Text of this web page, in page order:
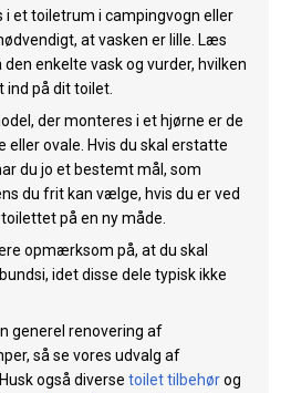
i et toiletrum i campingvogn eller
at vasken er lille. Læs
enkelte vask og vurder, hvilken
ind på dit toilet.
der monteres i et hjørne er de
eller ovale. Hvis du skal erstatte
du jo et bestemt mål, som
du frit kan vælge, hvis du er ved
på en ny måde.
opmærksom på, at du skal
idet disse dele typisk ikke
generel renovering af
så se vores udvalg af
også diverse toilet tilbehørog